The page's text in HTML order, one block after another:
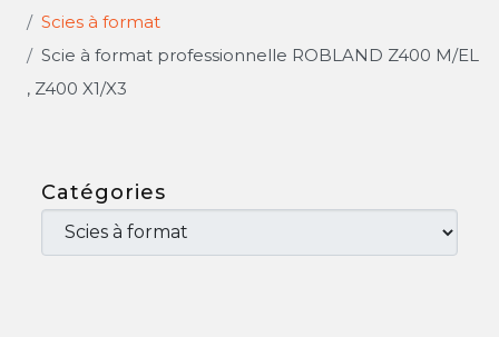
Scies à format
Scie à format professionnelle ROBLAND Z400 M/EL
, Z400 X1/X3
Catégories